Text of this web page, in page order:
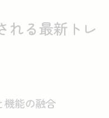
れる最新トレ
機能の融合